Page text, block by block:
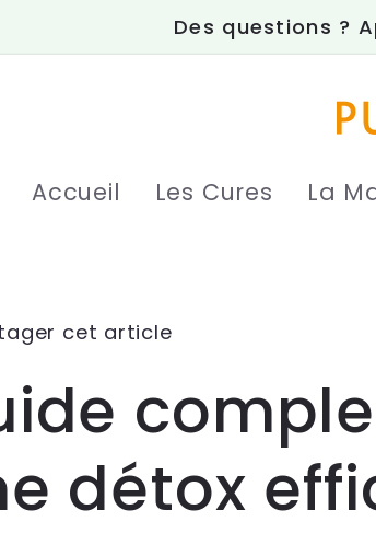
Des questions ?
Accueil Les Cures La
cet article
détox